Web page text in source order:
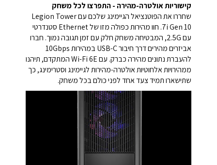
קישוריות אולטרה-מהירה - התפרצו לכל משחק
שחררו את הפוטנציאל הגיימינג שלכם עם Legion Tower
7i Gen 10. חוו מהירות כפולה מזו של Ethernet סטנדרטי
עם 2.5G, המבטיחה משחק חלק עם זמן תגובה נמוך. חברו
אביזרים מהירים דרך חיבור USB-C במהירות 10Gbps
להעברת נתונים מהירה כברק. עם Wi-Fi 6E המתקדם, תיהנו
ממהירויות אלחוטיות אולטרה-מהירות לגיימינג וסטרימינג, כך
שתישארו תמיד צעד אחד לפני כולם בכל משחק.